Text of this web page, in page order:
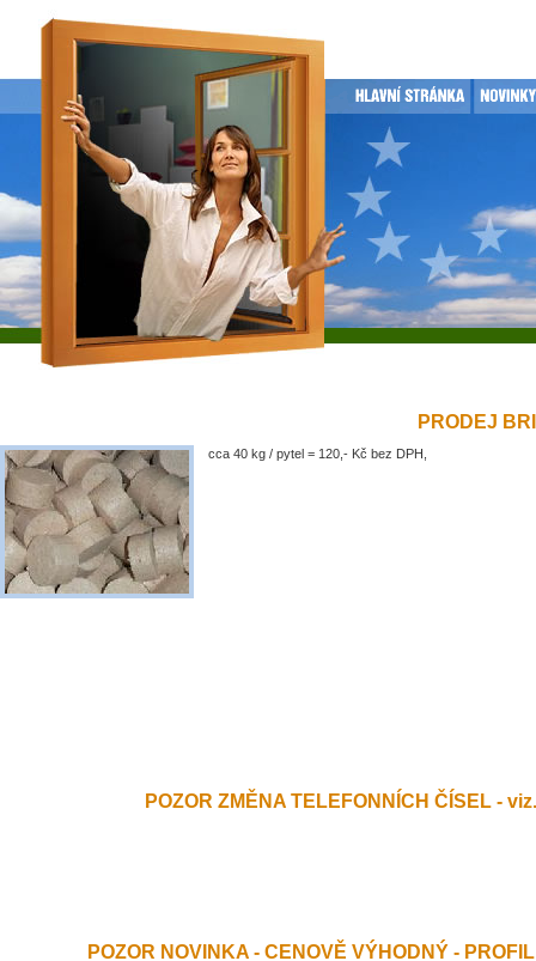
PRODEJ
cca 40 kg / pytel = 120,- Kč bez DPH,
POZOR ZMĚNA TELEFONNÍCH ČÍSEL -
POZOR NOVINKA - CENOVĚ VÝHODNÝ -